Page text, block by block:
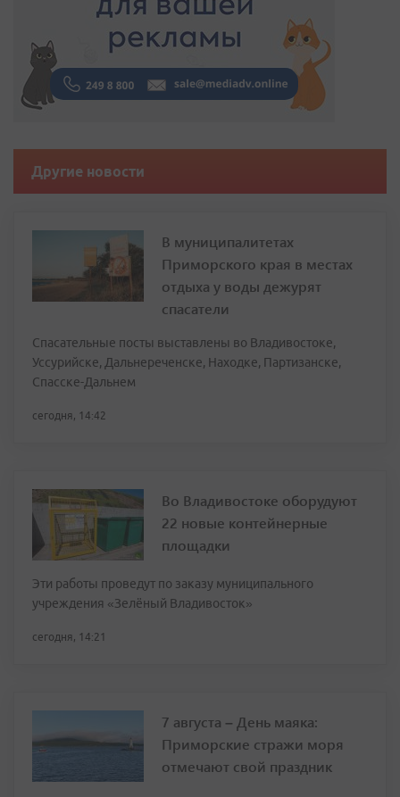
Другие новости
В муниципалитетах
Приморского края в местах
отдыха у воды дежурят
спасатели
Спасательные посты выставлены во Владивостоке,
Уссурийске, Дальнереченске, Находке, Партизанске,
Спасске-Дальнем
сегодня, 14:42
Во Владивостоке оборудуют
22 новые контейнерные
площадки
Эти работы проведут по заказу муниципального
учреждения «Зелёный Владивосток»
сегодня, 14:21
7 августа – День маяка:
Приморские стражи моря
отмечают свой праздник